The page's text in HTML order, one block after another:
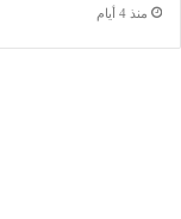
منذ 4 أيام